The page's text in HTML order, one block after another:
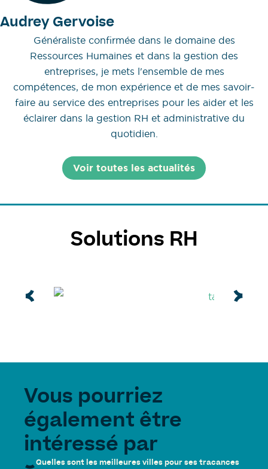
Audrey Gervoise
Généraliste confirmée dans le domaine des
Ressources Humaines et dans la gestion des
entreprises, je mets l'ensemble de mes
compétences, de mon expérience et de mes savoir-
faire au service des entreprises pour les aider et les
éclairer dans la gestion RH et administrative du
quotidien.
Voir toutes les actualités
Solutions RH
Vous pourriez
également être
intéressé par
Quelles sont les meilleures villes pour ses tracances